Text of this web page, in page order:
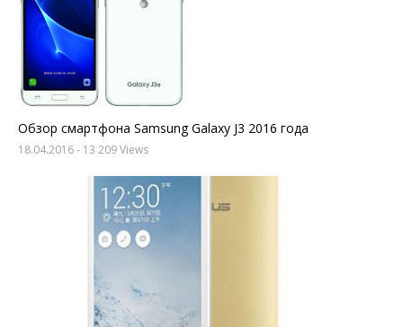
Обзор смартфона Samsung Galaxy J3 2016 года
18.04.2016- 13 209 Views